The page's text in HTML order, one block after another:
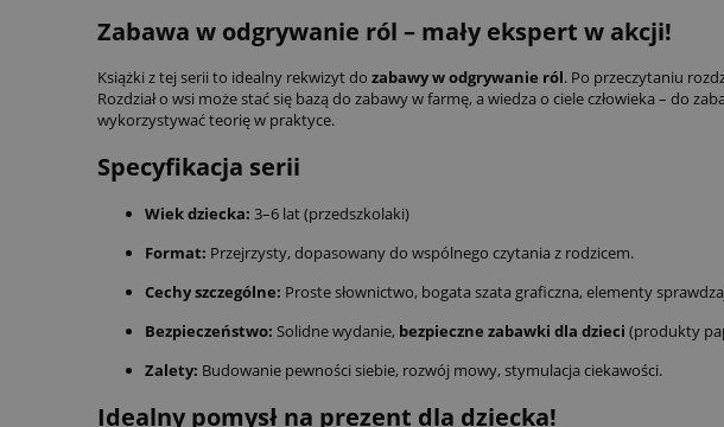
Zabawa w odgrywanie ról – mały ekspert w akcji!
Książki z tej serii to idealny rekwizyt do zabawy w odgrywanie ról. Po przeczytaniu
Rozdział o wsi może stać się bazą do zabawy w farmę, a wiedza o ciele człowieka – do
wykorzystywać teorię w praktyce.
Specyfikacja serii
Wiek dziecka: 3–6 lat (przedszkolaki)
Format: Przejrzysty, dopasowany do wspólnego czytania z rodzicem.
Cechy szczególne: Proste słownictwo, bogata szata graficzna, elementy
Bezpieczeństwo: Solidne wydanie, bezpieczne zabawki dla dzieci (produkty
Zalety: Budowanie pewności siebie, rozwój mowy, stymulacja ciekawości.
Idealny pomysł na prezent dla dziecka!